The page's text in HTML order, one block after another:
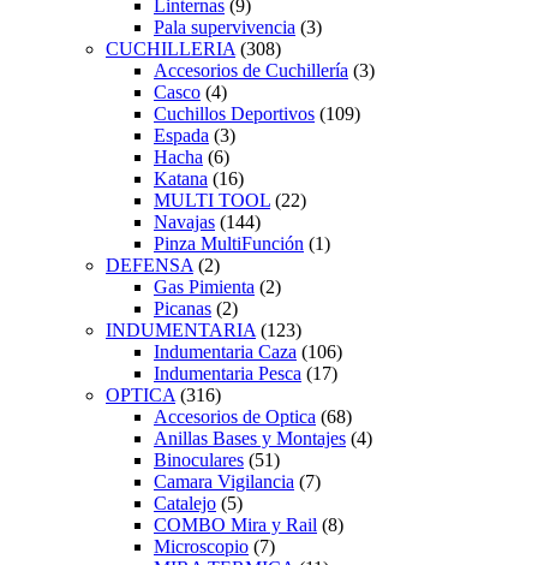
Linternas (9)
Pala supervivencia (3)
CUCHILLERIA (308)
Accesorios de Cuchillería (3)
Casco (4)
Cuchillos Deportivos (109)
Espada (3)
Hacha (6)
Katana (16)
MULTI TOOL (22)
Navajas (144)
Pinza MultiFunción (1)
DEFENSA (2)
Gas Pimienta (2)
Picanas (2)
INDUMENTARIA (123)
Indumentaria Caza (106)
Indumentaria Pesca (17)
OPTICA (316)
Accesorios de Optica (68)
Anillas Bases y Montajes (4)
Binoculares (51)
Camara Vigilancia (7)
Catalejo (5)
COMBO Mira y Rail (8)
Microscopio (7)